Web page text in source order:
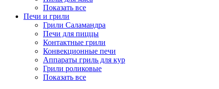
Показать все
Печи и грили
Грили Саламандра
Печи для пиццы
Контактные грили
Конвекционные печи
Аппараты гриль для кур
Грили роликовые
Показать все